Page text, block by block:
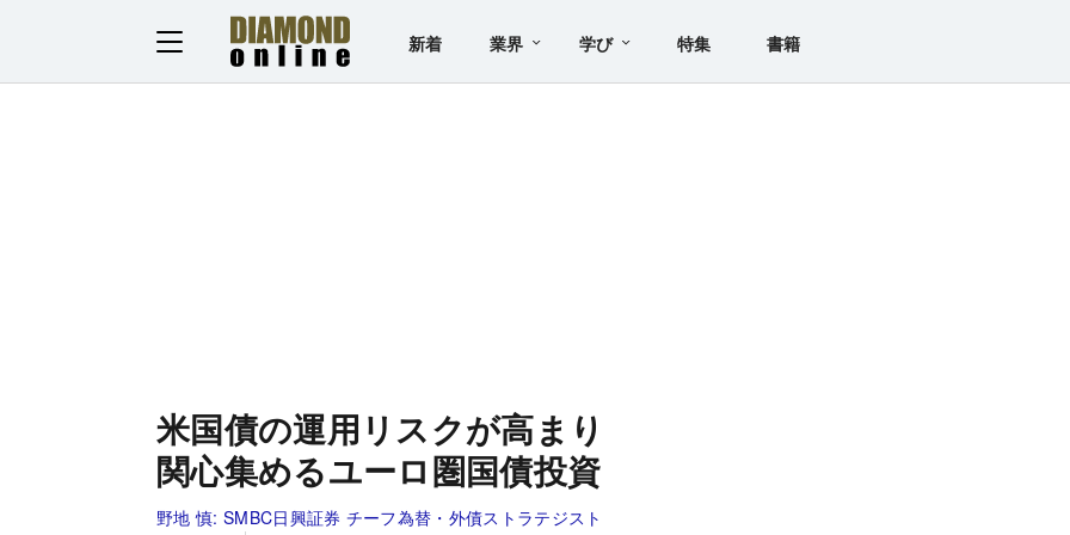
新着 業界 学び 特集 書籍
米国債の運用リスクが高まり
関心集めるユーロ圏国債投資
野地 慎: SMBC日興証券 チーフ為替・外債ストラテジスト